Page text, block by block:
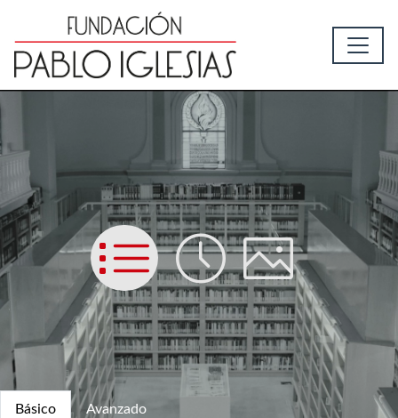
List Time Picture
Básico Avanzado